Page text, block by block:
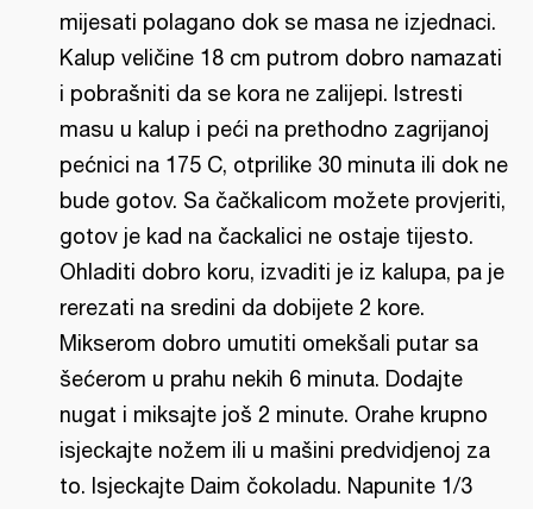
mijesati polagano dok se masa ne izjednaci.
Kalup veličine 18 cm putrom dobro namazati
i pobrašniti da se kora ne zalijepi. Istresti
masu u kalup i peći na prethodno zagrijanoj
pećnici na 175 C, otprilike 30 minuta ili dok ne
bude gotov. Sa čačkalicom možete provjeriti,
gotov je kad na čackalici ne ostaje tijesto.
Ohladiti dobro koru, izvaditi je iz kalupa, pa je
rerezati na sredini da dobijete 2 kore.
Mikserom dobro umutiti omekšali putar sa
šećerom u prahu nekih 6 minuta. Dodajte
nugat i miksajte još 2 minute. Orahe krupno
isjeckajte nožem ili u mašini predvidjenoj za
to. Isjeckajte Daim čokoladu. Napunite 1/3